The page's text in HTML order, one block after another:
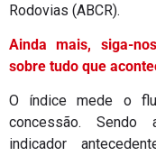
Rodovias (ABCR).
Ainda mais, siga-
sobre tudo que
O índice mede o
concessão. Sendo
indicador